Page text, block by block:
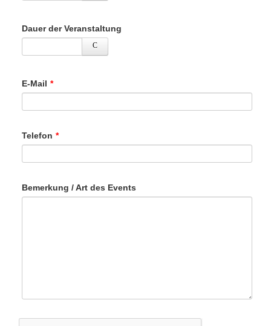
Dauer der Veranstaltung
E-Mail *
Telefon *
Bemerkung / Art des Events